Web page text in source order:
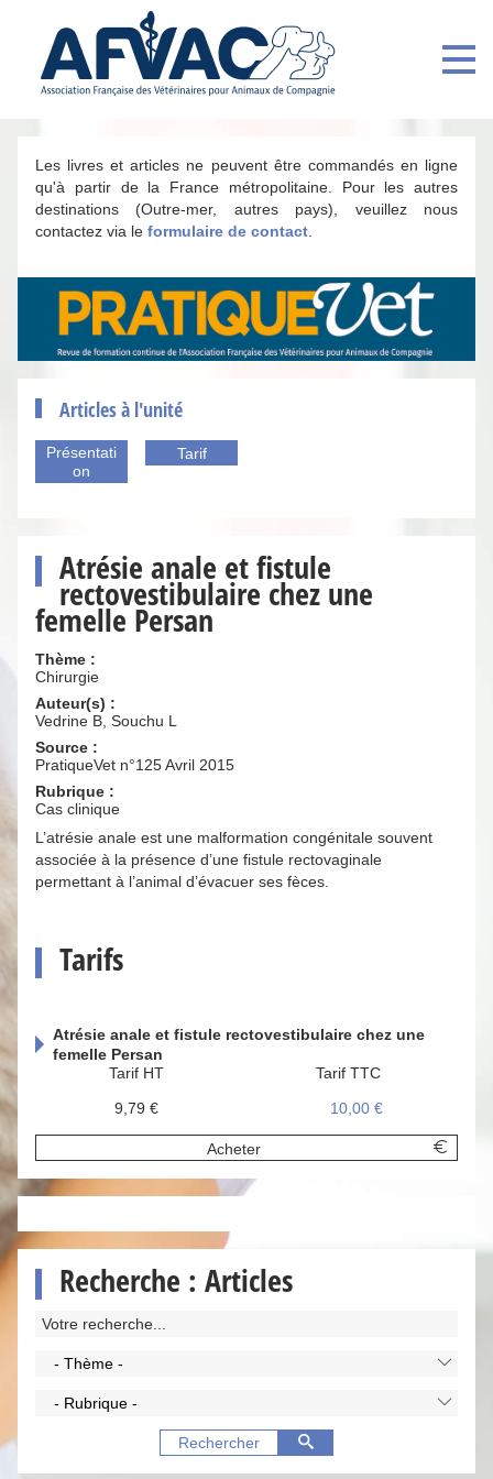
Les livres et articles ne peuvent être commandés en ligne
qu'à partir de la France métropolitaine. Pour les autres
destinations (Outre-mer, autres pays), veuillez nous
contactez via le formulaire de contact
Articles à l'unité
Présentati
on
Tarif
Atrésie anale et fistule
rectovestibulaire chez une
femelle Persan
Thème :
Chirurgie
Auteur(s) :
Vedrine B, Souchu L
Source :
PratiqueVet n°125 Avril 2015
Rubrique :
Cas clinique
L’atrésie anale est une malformation congénitale souvent
associée à la présence d’une fistule rectovaginale
permettant à l’animal d’évacuer ses fèces.
Tarifs
Atrésie anale et fistule rectovestibulaire chez une
femelle Persan
Tarif HT
9,79 €
Tarif TTC
10,00 €
Acheter
Recherche : Articles
- Thème -
- Rubrique -
Rechercher